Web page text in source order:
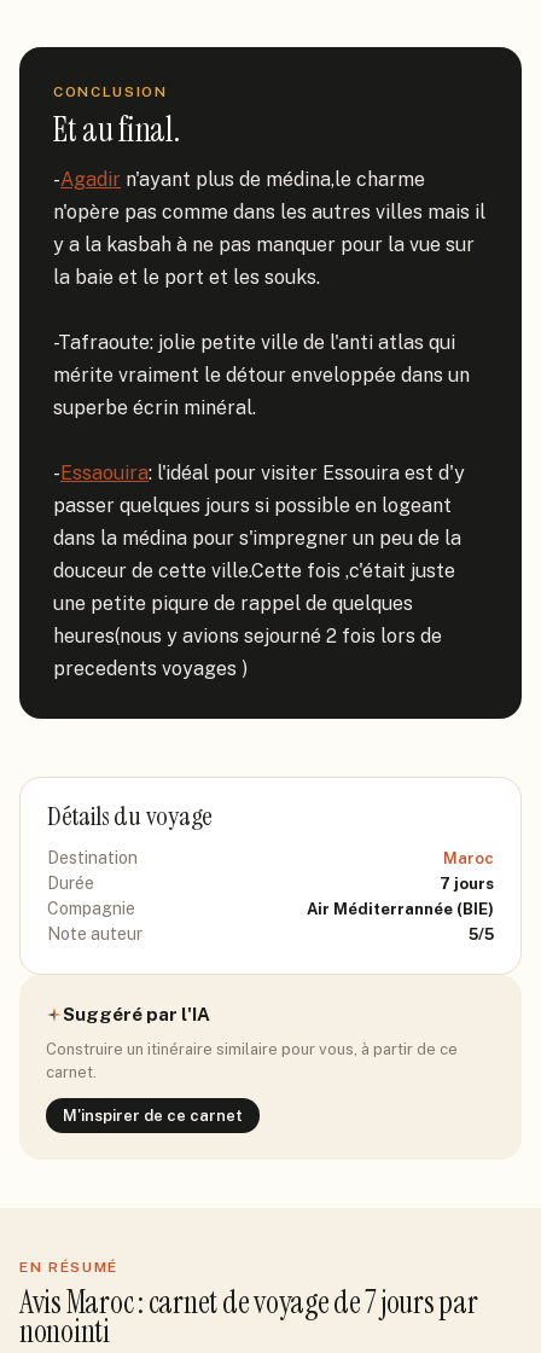
CONCLUSION
Et au final.
-Agadir n'ayant plus de médina,le charme
n'opère pas comme dans les autres villes mais il
y a la kasbah à ne pas manquer pour la vue sur
la baie et le port et les souks.
-Tafraoute: jolie petite ville de l'anti atlas qui
mérite vraiment le détour enveloppée dans un
superbe écrin minéral.
-Essaouira: l'idéal pour visiter Essouira est d'y
passer quelques jours si possible en logeant
dans la médina pour s'impregner un peu de la
douceur de cette ville.Cette fois ,c'était juste
une petite piqure de rappel de quelques
heures(nous y avions sejourné 2 fois lors de
precedents voyages )
Détails du voyage
Destination Maroc
Durée 7 jours
Compagnie Air Méditerrannée (BIE)
Note auteur 5/5
Suggéré par l'IA
Construire un itinéraire similaire pour vous, à partir de ce
carnet.
M'inspirer de ce carnet
EN RÉSUMÉ
AvisMaroc: carnet de voyage de7jourspar
nonointi